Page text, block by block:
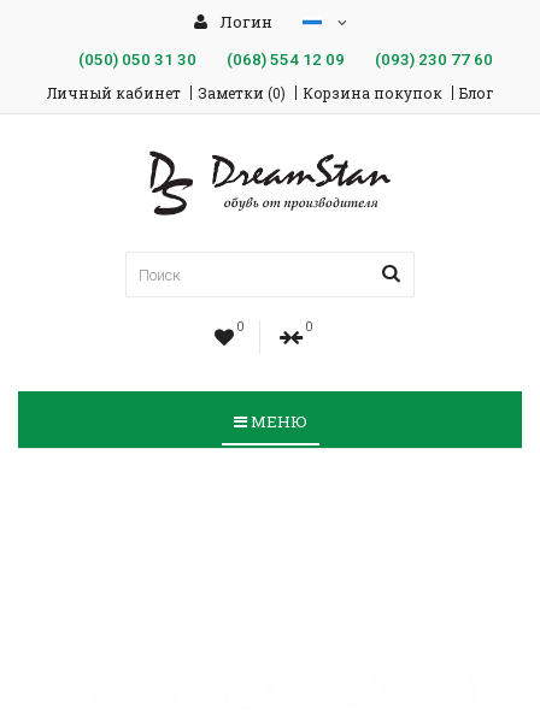
Логин
(050)050 31 30 (068)554 12 09 (093)230 77 60
Личный кабинет Заметки (0) Корзина покупок Блог
0 0
МЕНЮ